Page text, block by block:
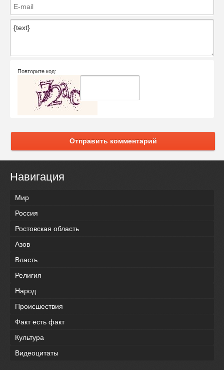
Повторите код:
Отправить комментарий
Навигация
Мир
Россия
Ростовская область
Азов
Власть
Религия
Народ
Происшествия
Факт есть факт
Культура
Видеоцитаты